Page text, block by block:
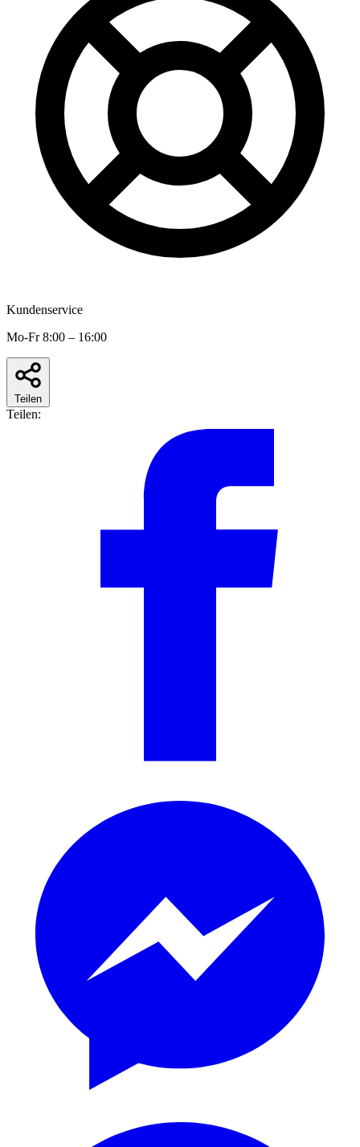
Kundenservice
Mo-Fr 8:00 – 16:00
Teilen
Teilen: